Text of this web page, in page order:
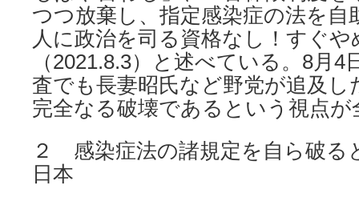
つつ放棄し、指定感染症の法を自
人に政治を司る資格なし！すぐ
（2021.8.3）と述べている。8月4
査でも長妻昭氏など野党が追及し
完全なる破壊であるという視点が
２ 感染症法の諸規定を自ら破る
日本